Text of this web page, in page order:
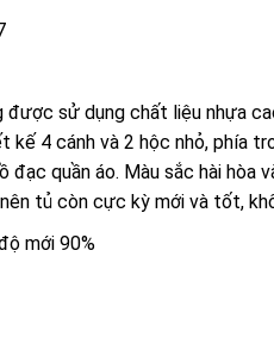
được sử dụng chất liệu nhựa
kế 4 cánh và 2 hộc nhỏ, phía
quần áo. Màu sắc hài hòa
tủ còn cực kỳ mới và tốt,
mới 90%